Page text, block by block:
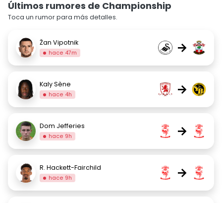
Últimos rumores de Championship
Toca un rumor para más detalles.
Žan Vipotnik
hace 47m →
Kaly Sène
hace 4h →
Dom Jefferies
hace 9h →
R. Hackett-Fairchild
hace 9h →